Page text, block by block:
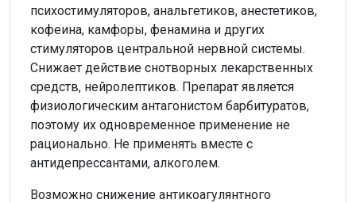
психостимуляторов, анальгетиков, анестетиков,
кофеина, камфоры, фенамина и других
стимуляторов центральной нервной системы.
Снижает действие снотворных лекарственных
средств, нейролептиков. Препарат является
физиологическим антагонистом барбитуратов,
поэтому их одновременное применение не
рационально. Не применять вместе с
антидепрессантами, алкоголем.
Возможно снижение антикоагулянтного